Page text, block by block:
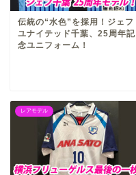
伝統の“水色”を採用！ジェフ
ユナイテッド千葉、25周年記
念ユニフォーム！
レアモデル